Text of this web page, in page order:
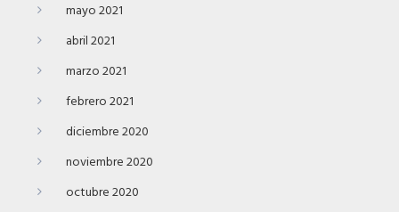
mayo 2021
abril 2021
marzo 2021
febrero 2021
diciembre 2020
noviembre 2020
octubre 2020